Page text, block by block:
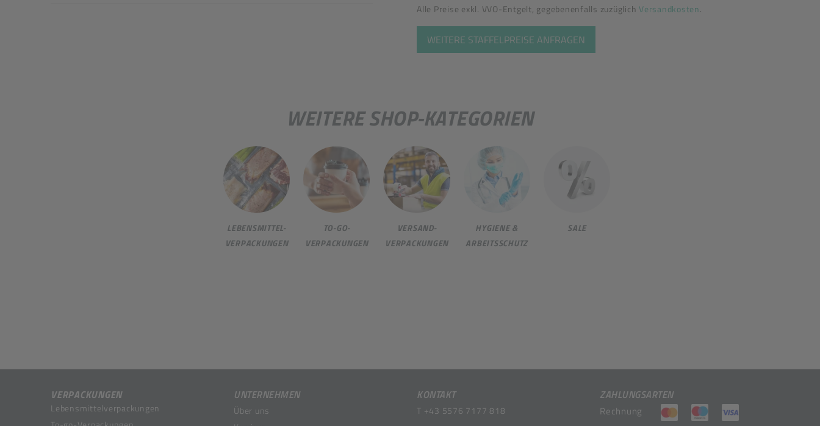
Alle Preise exkl. VVO-Entgelt, gegebenenfalls zuzüglich Versandkosten.
WEITERE STAFFELPREISE ANFRAGEN
WEITERE SHOP-KATEGORIEN
LEBENSMITTEL-
VERPACKUNGEN
TO-GO-
VERPACKUNGEN
VERSAND-
VERPACKUNGEN
HYGIENE &
ARBEITSSCHUTZ
SALE
VERPACKUNGEN
Lebensmittelverpackungen
UNTERNEHMEN
Über uns
KONTAKT
T +43 5576 7177 818
ZAHLUNGSARTEN
Rechnung (öffnet in neuem Tab)
(öffnet in neuem Tab)
(öffnet in neuem